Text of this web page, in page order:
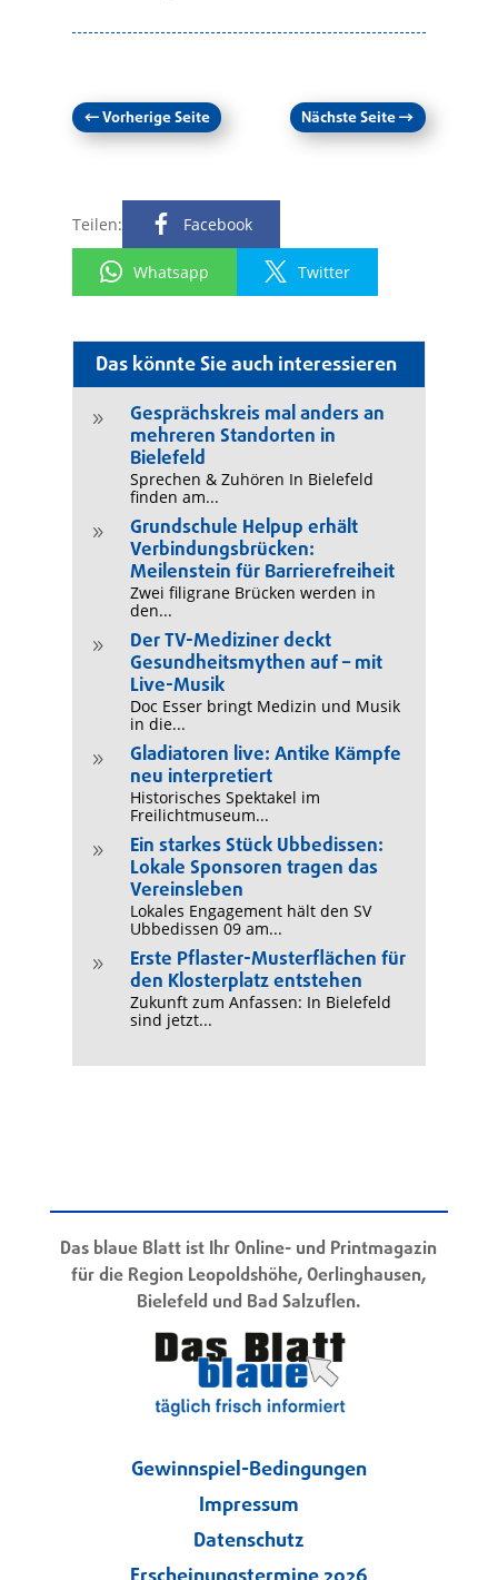
Das könnte Sie auch interessieren
9
Gesprächskreis mal anders an
mehreren Standorten in
Bielefeld
Sprechen & Zuhören In Bielefeld
finden am...
9
Grundschule Helpup erhält
Verbindungsbrücken:
Meilenstein für Barrierefreiheit
Zwei filigrane Brücken werden in
den...
9
Der TV-Mediziner deckt
Gesundheitsmythen auf – mit
Live-Musik
Doc Esser bringt Medizin und Musik
in die...
9
Gladiatoren live: Antike Kämpfe
neu interpretiert
Historisches Spektakel im
Freilichtmuseum...
9
Ein starkes Stück Ubbedissen:
Lokale Sponsoren tragen das
Vereinsleben
Lokales Engagement hält den SV
Ubbedissen 09 am...
9
Erste Pflaster-Musterflächen für
den Klosterplatz entstehen
Zukunft zum Anfassen: In Bielefeld
sind jetzt...
←Vorherige Seite Nächste Seite→
Teilen: Facebook
Whatsapp Twitter
Das blaue Blatt ist Ihr Online- und Printmagazin
für die Region Leopoldshöhe, Oerlinghausen,
Bielefeld und Bad Salzuflen.
Gewinnspiel-Bedingungen
Impressum
Datenschutz